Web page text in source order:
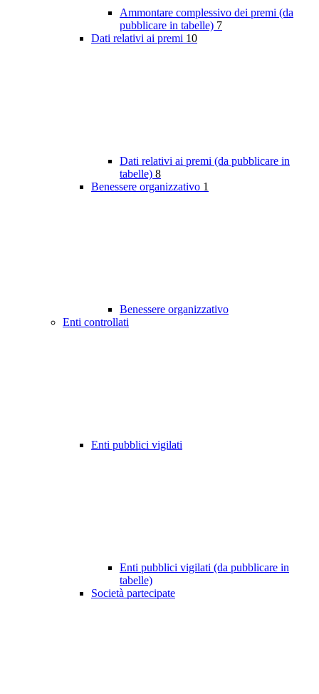
Ammontare complessivo dei premi (da
pubblicare in tabelle) 7
Dati relativi ai premi 10
Dati relativi ai premi (da pubblicare in
tabelle) 8
Benessere organizzativo 1
Benessere organizzativo
Enti controllati
Enti pubblici vigilati
Enti pubblici vigilati (da pubblicare in
tabelle)
Società partecipate